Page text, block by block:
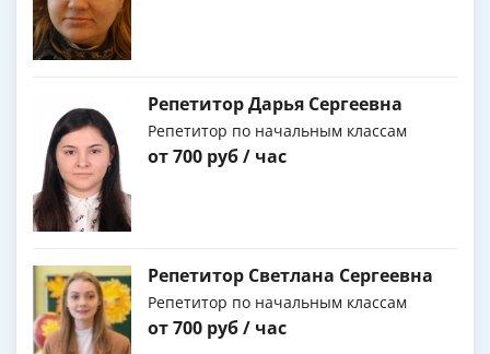
Репетитор Дарья Сергеевна
Репетитор по начальным классам
от 700 руб / час
Репетитор Светлана Сергеевна
Репетитор по начальным классам
от 700 руб / час